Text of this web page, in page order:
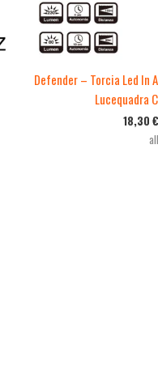
Defender – Torcia Led In
Lucequadra
18,30 €
all